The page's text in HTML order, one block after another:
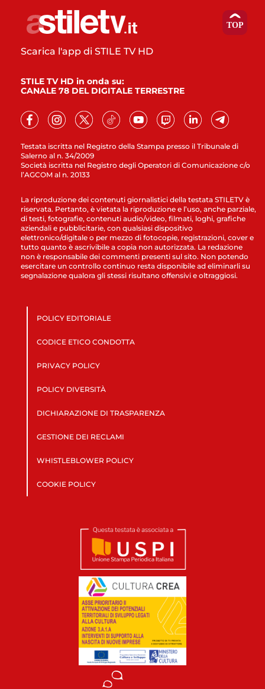
Testata iscritta nel Registro della Stampa presso il Tribunale di
Salerno al n. 34/2009
Società iscritta nel Registro degli Operatori di Comunicazione c/o
l’AGCOM al n. 20133
Scarica l'app di STILE TV HD
STILE TV HD in onda su:
CANALE 78 DEL DIGITALE TERRESTRE
La riproduzione dei contenuti giornalistici della testata STILETV è
riservata. Pertanto, è vietata la riproduzione e l’uso, anche parziale,
di testi, fotografie, contenuti audio/video, filmati, loghi, grafiche
aziendali e pubblicitarie, con qualsiasi dispositivo
elettronico/digitale o per mezzo di fotocopie, registrazioni, cover e
tutto quanto è ascrivibile a copia non autorizzata. La redazione
non è responsabile dei commenti presenti sul sito. Non potendo
esercitare un controllo continuo resta disponibile ad eliminarli su
segnalazione qualora gli stessi risultano offensivi e oltraggiosi.
POLICY EDITORIALE
CODICE ETICO CONDOTTA
PRIVACY POLICY
POLICY DIVERSITÀ
DICHIARAZIONE DI TRASPARENZA
GESTIONE DEI RECLAMI
WHISTLEBLOWER POLICY
COOKIE POLICY